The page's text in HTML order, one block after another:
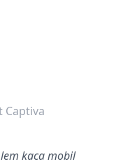
lima
Captiva
kaca mobil